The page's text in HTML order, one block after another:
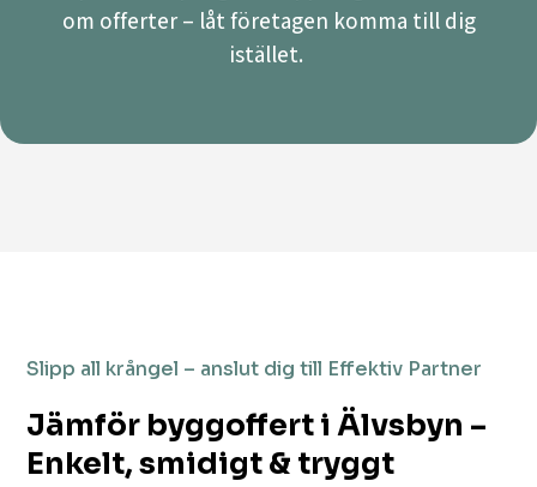
om offerter – låt företagen komma till dig
istället.
Slipp all krångel – anslut dig till Effektiv Partner
Jämför byggoffert i Älvsbyn –
Enkelt, smidigt & tryggt